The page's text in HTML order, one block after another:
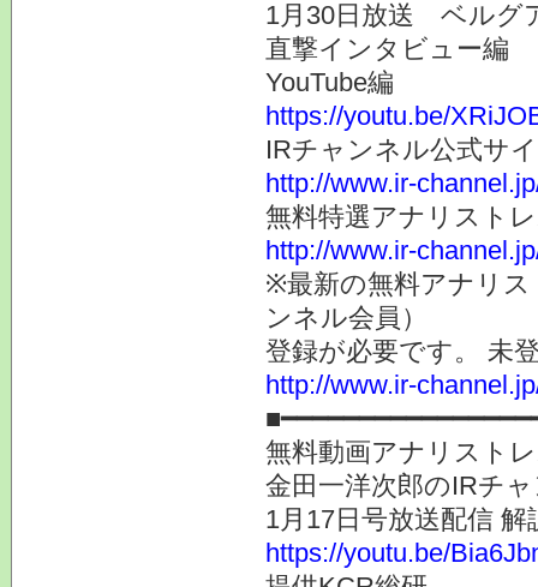
1月30日放送 ベルグ
直撃インタビュー編
YouTube編
https://youtu.be/
IRチャンネル公式サ
http://www.ir-
無料特選アナリスト
http://www.ir-
※最新の無料アナリ
ンネル会員）
登録が必要です。 未
http://www.ir-
無料動画アナリスト
金田一洋次郎のIRチ
1月17日号放送配信 解
https://youtu.be/